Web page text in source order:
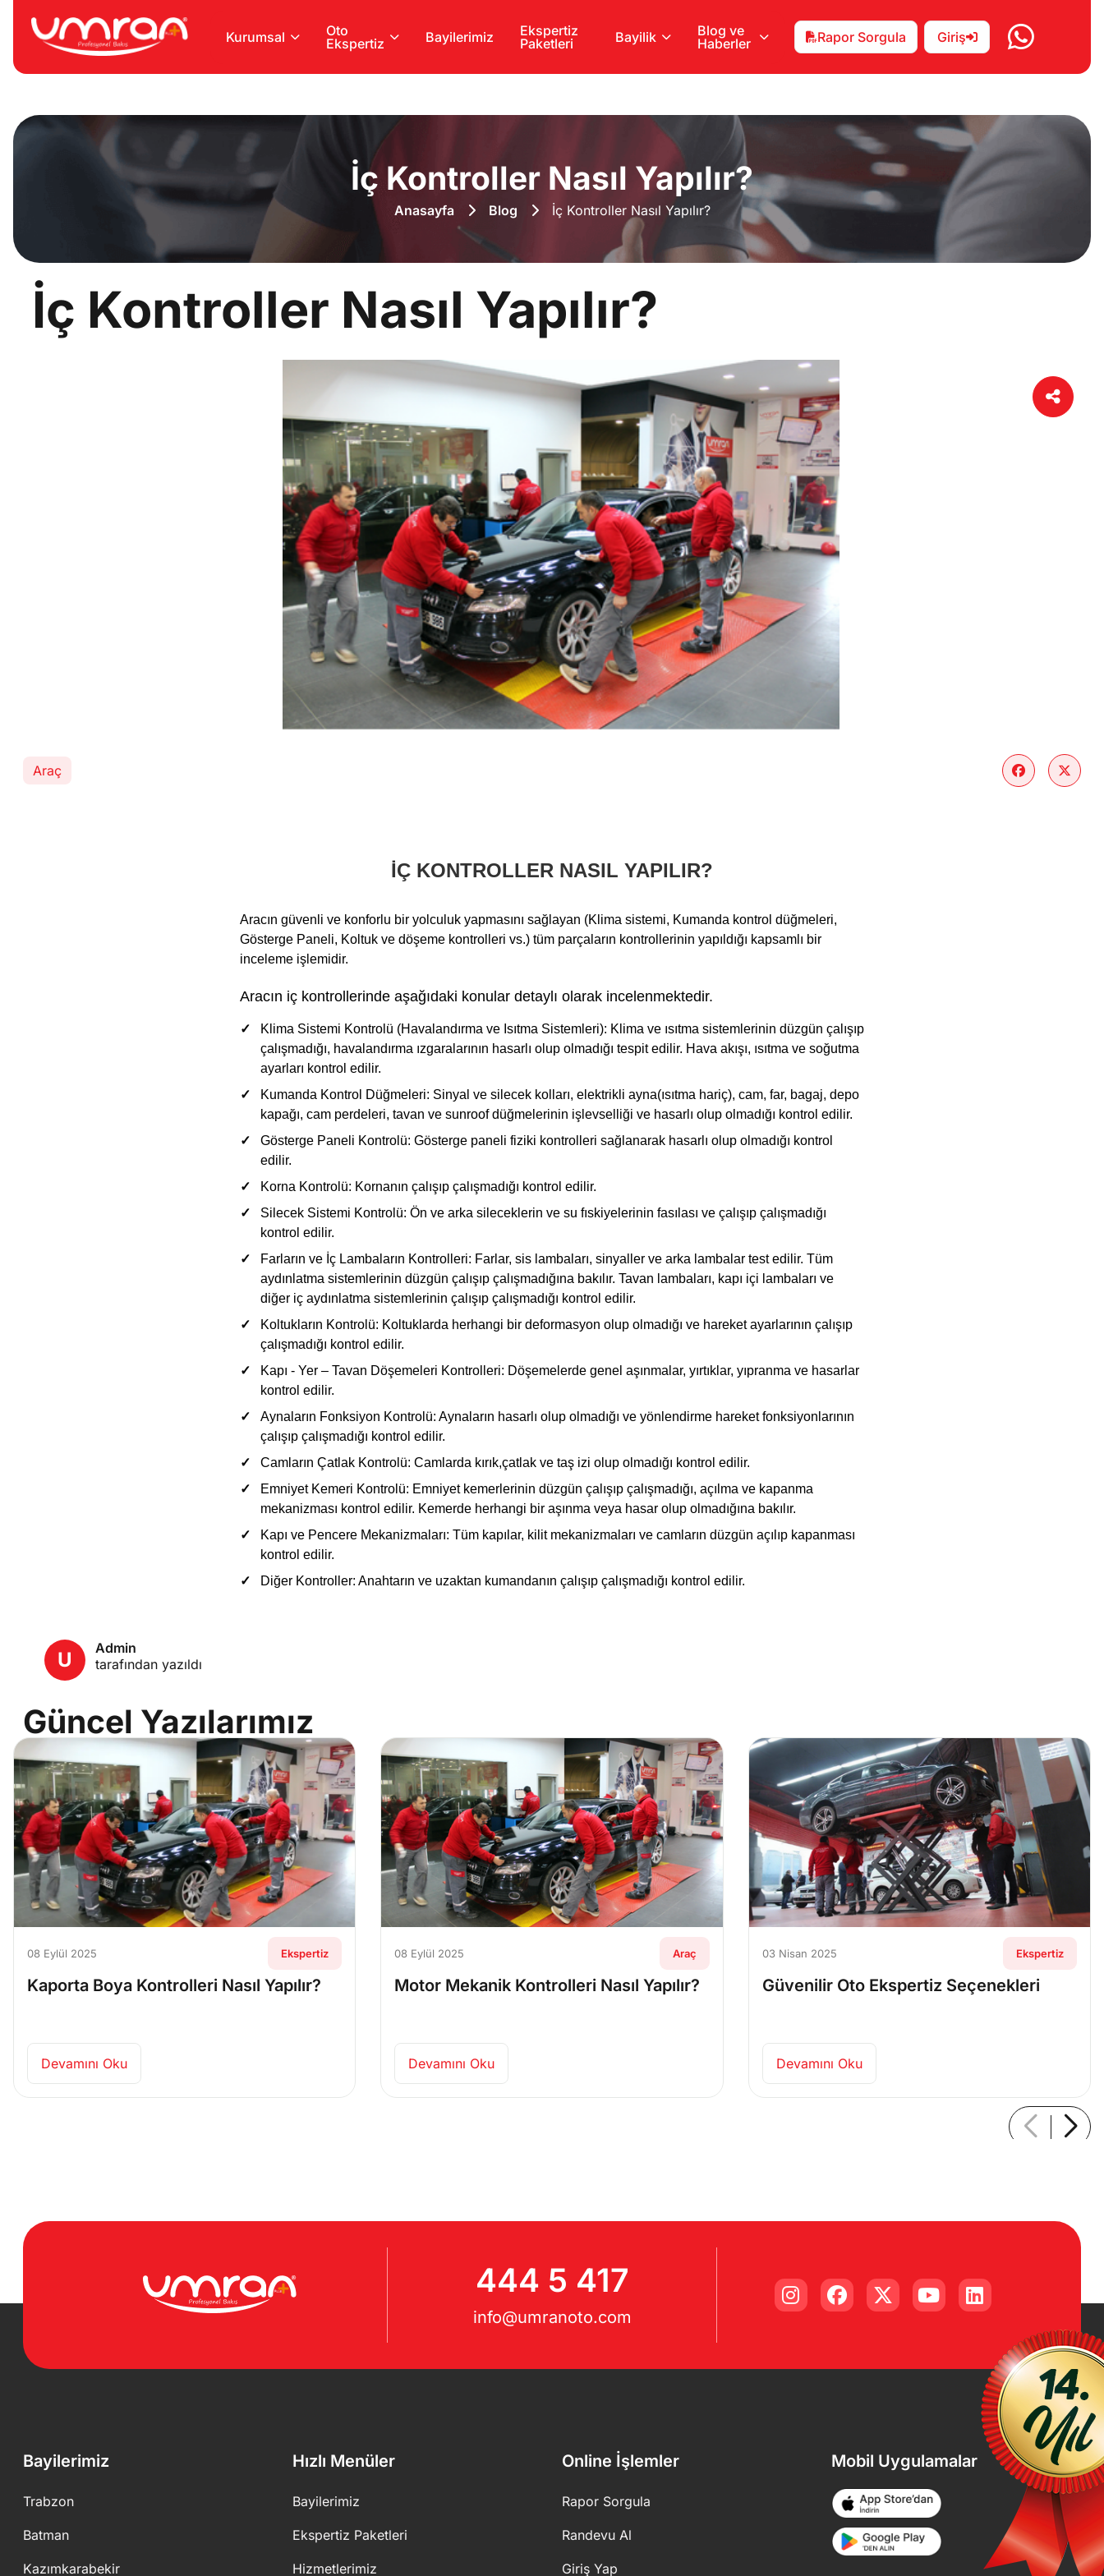
Kurumsal
Oto
Ekspertiz
Bayilerimiz
Ekspertiz
Paketleri
Bayilik
Blog ve
Haberler
Rapor Sorgula Giriş
İç Kontroller Nasıl Yapılır?
Anasayfa Blog İç Kontroller Nasıl Yapılır?
İç Kontroller Nasıl Yapılır?
Araç
İÇ KONTROLLER NASIL YAPILIR?
Aracın güvenli ve konforlu bir yolculuk yapmasını sağlayan (Klima sistemi, Kumanda kontrol düğmeleri,
Gösterge Paneli, Koltuk ve döşeme kontrolleri vs.) tüm parçaların kontrollerinin yapıldığı kapsamlı bir
inceleme işlemidir.
Aracın iç kontrollerinde aşağıdaki konular detaylı olarak incelenmektedir.
Klima Sistemi Kontrolü (Havalandırma ve Isıtma Sistemleri): Klima ve ısıtma sistemlerinin düzgün çalışıp
çalışmadığı, havalandırma ızgaralarının hasarlı olup olmadığı tespit edilir. Hava akışı, ısıtma ve soğutma
ayarları kontrol edilir.
Kumanda Kontrol Düğmeleri: Sinyal ve silecek kolları, elektrikli ayna(ısıtma hariç), cam, far, bagaj, depo
kapağı, cam perdeleri, tavan ve sunroof düğmelerinin işlevselliği ve hasarlı olup olmadığı kontrol edilir.
Gösterge Paneli Kontrolü: Gösterge paneli fiziki kontrolleri sağlanarak hasarlı olup olmadığı kontrol
edilir.
Korna Kontrolü: Kornanın çalışıp çalışmadığı kontrol edilir.
Silecek Sistemi Kontrolü: Ön ve arka sileceklerin ve su fıskiyelerinin fasılası ve çalışıp çalışmadığı
kontrol edilir.
Farların ve İç Lambaların Kontrolleri: Farlar, sis lambaları, sinyaller ve arka lambalar test edilir. Tüm
aydınlatma sistemlerinin düzgün çalışıp çalışmadığına bakılır. Tavan lambaları, kapı içi lambaları ve
diğer iç aydınlatma sistemlerinin çalışıp çalışmadığı kontrol edilir.
Koltukların Kontrolü: Koltuklarda herhangi bir deformasyon olup olmadığı ve hareket ayarlarının çalışıp
çalışmadığı kontrol edilir.
Kapı - Yer – Tavan Döşemeleri Kontrolleri: Döşemelerde genel aşınmalar, yırtıklar, yıpranma ve hasarlar
kontrol edilir.
Aynaların Fonksiyon Kontrolü: Aynaların hasarlı olup olmadığı ve yönlendirme hareket fonksiyonlarının
çalışıp çalışmadığı kontrol edilir.
Camların Çatlak Kontrolü: Camlarda kırık,çatlak ve taş izi olup olmadığı kontrol edilir.
Emniyet Kemeri Kontrolü: Emniyet kemerlerinin düzgün çalışıp çalışmadığı, açılma ve kapanma
mekanizması kontrol edilir. Kemerde herhangi bir aşınma veya hasar olup olmadığına bakılır.
Kapı ve Pencere Mekanizmaları: Tüm kapılar, kilit mekanizmaları ve camların düzgün açılıp kapanması
kontrol edilir.
Diğer Kontroller: Anahtarın ve uzaktan kumandanın çalışıp çalışmadığı kontrol edilir.
U
Admin
tarafından yazıldı
Güncel Yazılarımız
08 Eylül 2025 Ekspertiz
Kaporta Boya Kontrolleri Nasıl Yapılır?
Devamını Oku
08 Eylül 2025 Araç
Motor Mekanik Kontrolleri Nasıl Yapılır?
Devamını Oku
03 Nisan 2025 Ekspertiz
Güvenilir Oto Ekspertiz Seçenekleri
Devamını Oku
444 5 417
info@umranoto.com
Bayilerimiz
Trabzon
Batman
Kazımkarabekir
Hızlı Menüler
Bayilerimiz
Ekspertiz Paketleri
Hizmetlerimiz
Online İşlemler
Rapor Sorgula
Randevu Al
Giriş Yap
Mobil Uygulamalar